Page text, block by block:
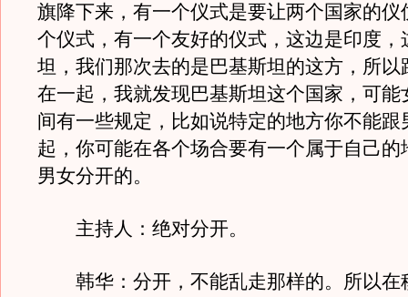
旗降下来，有一个仪式是要让两个国家的仪
个仪式，有一个友好的仪式，这边是印度，
坦，我们那次去的是巴基斯坦的这方，所以
在一起，我就发现巴基斯坦这个国家，可能
间有一些规定，比如说特定的地方你不能跟
起，你可能在各个场合要有一个属于自己的
男女分开的。
主持人：绝对分开。
韩华：分开，不能乱走那样的。所以在